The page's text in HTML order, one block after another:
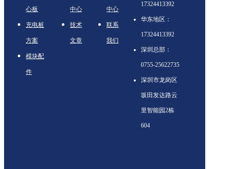
心板
充电桩
方案
模块配
件
中心
技术
文章
中心
联系
我们
17324413392
华东地区：
17324413392
深圳总部：
0755-25622735
深圳市龙岗区
坂田发达路云
里智能园2栋
604